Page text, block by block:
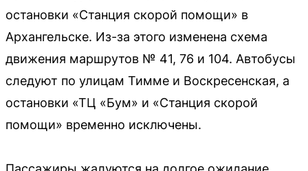
остановки «Станция скорой помощи» в
Архангельске. Из-за этого изменена схема
движения маршрутов № 41, 76 и 104. Автобусы
следуют по улицам Тимме и Воскресенская, а
остановки «ТЦ «Бум» и «Станция скорой
помощи» временно исключены.